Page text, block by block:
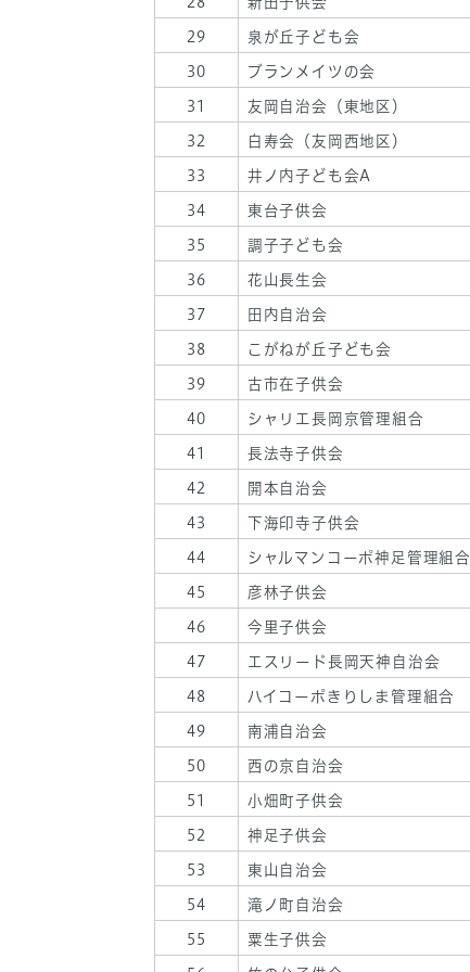
29 泉が丘子ども会
30 ブランメイツの会
31 友岡自治会（東地区）
32 白寿会（友岡西地区）
33 井ノ内子ども会A
34 東台子供会
35 調子子ども会
36 花山長生会
37 田内自治会
38 こがねが丘子ども会
39 古市在子供会
40 シャリエ長岡京管理組合
41 長法寺子供会
42 開本自治会
43 下海印寺子供会
44 シャルマンコーポ神足管理組合
45 彦林子供会
46 今里子供会
47 エスリード長岡天神自治会
48 ハイコーポきりしま管理組合
49 南浦自治会
50 西の京自治会
51 小畑町子供会
52 神足子供会
53 東山自治会
54 滝ノ町自治会
55 粟生子供会